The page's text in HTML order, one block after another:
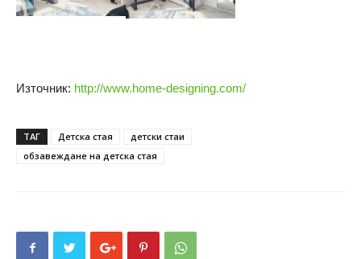
Източник: http://www.home-designing.com/
ТАГ Детска стая
детски стаи
обзавеждане на детска стая